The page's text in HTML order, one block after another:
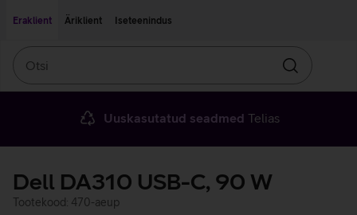
Eraklient
Äriklient Iseteenindus
Otsin
Uuskasutatud seadmed Telias
Dell DA310 USB-C, 90 W
Tootekood: 470-aeup